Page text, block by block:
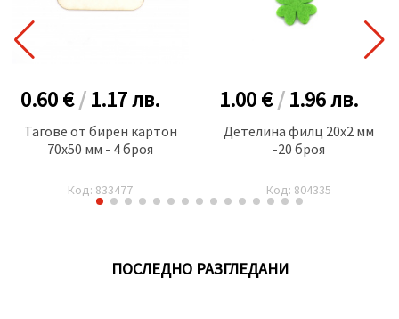
0.60 €/1.17лв.
Тагове от бирен картон
70x50 мм - 4 броя
Код: 833477
1.00 €/1.96лв.
Детелина филц 20x2 мм
-20 броя
Код: 804335
ПОСЛЕДНО РАЗГЛЕДАНИ